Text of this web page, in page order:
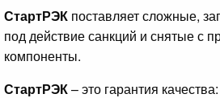
СтартРЭК поставляет сложные,
под действие санкций и снятые с
компоненты.
СтартРЭК– это гарантия